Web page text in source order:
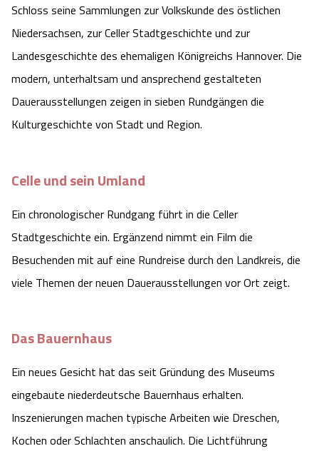
Camping
Urlaub auf dem Bauernhof
Urlaub mit Hund
Anreise
Kataloge
Videos
Kontakt
Reiten
Kutschen
Regionale Küche
HeideSpezialitäten
Unterkünfte
Naturhotels
Urlaub auf dem Bauernhof
Veranstaltungen
Wildpark Lüneburger Heide
Wildpark Schwarze Berge
Otter Zentrum
Snow World Bispingen
Ralf Schumacher Kart & Bowl
Das verrückte Haus
Battle Kart Bispingen
Adventure District Bispingen
Unterkünfte
Shopping Celle
Kulinarisches Celle
Unterkünfte Celle
Schloss seine Sammlungen zur Volkskunde des östlichen
Niedersachsen, zur Celler Stadtgeschichte und zur
Landesgeschichte des ehemaligen Königreichs Hannover. Die
modern, unterhaltsam und ansprechend gestalteten
Dauerausstellungen zeigen in sieben Rundgängen die
Kulturgeschichte von Stadt und Region.
Celle und sein Umland
Ein chronologischer Rundgang führt in die Celler
Stadtgeschichte ein. Ergänzend nimmt ein Film die
Besuchenden mit auf eine Rundreise durch den Landkreis, die
viele Themen der neuen Dauerausstellungen vor Ort zeigt.
Das Bauernhaus
Ein neues Gesicht hat das seit Gründung des Museums
eingebaute niederdeutsche Bauernhaus erhalten.
Inszenierungen machen typische Arbeiten wie Dreschen,
Kochen oder Schlachten anschaulich. Die Lichtführung